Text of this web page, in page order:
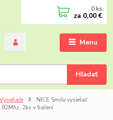
Menu
Hľadať
0 ks
za 0,00 €
Vysielače
NICE Smilo vysielač
2ks v balení